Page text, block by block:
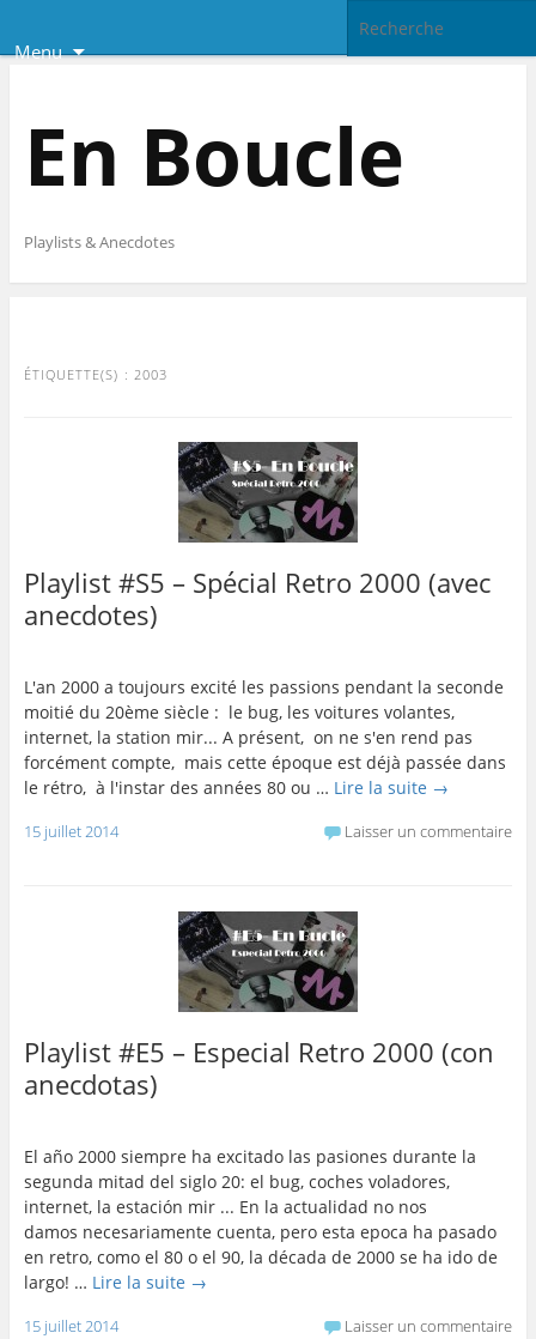
Menu
En Boucle
Playlists & Anecdotes
ÉTIQUETTE(S) : 2003
Playlist #S5 – Spécial Retro 2000 (avec
anecdotes)
L'an 2000 a toujours excité les passions pendant la seconde
moitié du 20ème siècle : le bug, les voitures volantes,
internet, la station mir... A présent, on ne s'en rend pas
forcément compte, mais cette époque est déjà passée dans
le rétro, à l'instar des années 80 ou … Lire la suite →
15 juillet 2014 Laisser un commentaire
Playlist #E5 – Especial Retro 2000 (con
anecdotas)
El año 2000 siempre ha excitado las pasiones durante la
segunda mitad del siglo 20: el bug, coches voladores,
internet, la estación mir ... En la actualidad no nos
damos necesariamente cuenta, pero esta epoca ha pasado
en retro, como el 80 o el 90, la década de 2000 se ha ido de
largo! … Lire la suite →
15 juillet 2014 Laisser un commentaire